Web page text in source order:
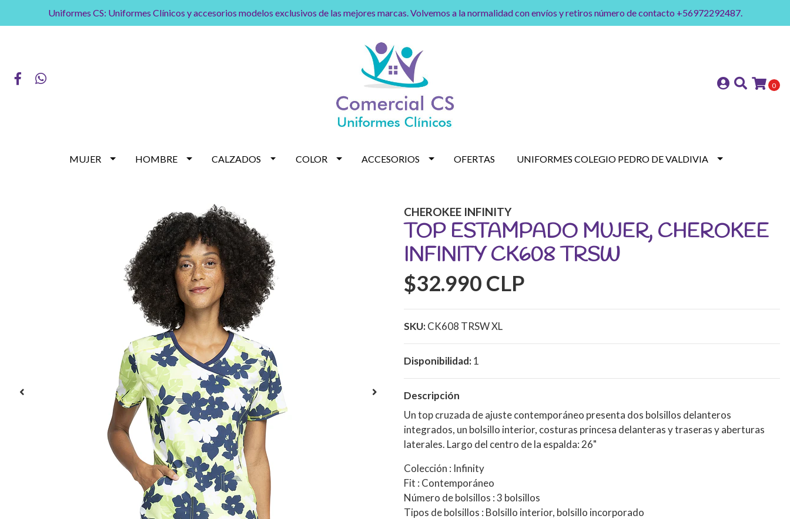
Uniformes CS: Uniformes Clínicos y accesorios modelos exclusivos de las mejores marcas. Volvemos a la normalidad con envíos y retiros número de contacto +56972292487.
0
MUJER HOMBRE CALZADOS COLOR ACCESORIOS OFERTAS UNIFORMES COLEGIO PEDRO DE VALDIVIA
CHEROKEE INFINITY
TOP ESTAMPADO MUJER, CHEROKEE
INFINITY CK608 TRSW
$32.990 CLP
SKU:CK608 TRSW XL
Disponibilidad:1
Descripción
Un top cruzada de ajuste contemporáneo presenta dos bolsillos delanteros
integrados, un bolsillo interior, costuras princesa delanteras y traseras y aberturas
laterales. Largo del centro de la espalda: 26"
Colección : Infinity
Fit : Contemporáneo
Número de bolsillos : 3 bolsillos
Tipos de bolsillos : Bolsillo interior, bolsillo incorporado